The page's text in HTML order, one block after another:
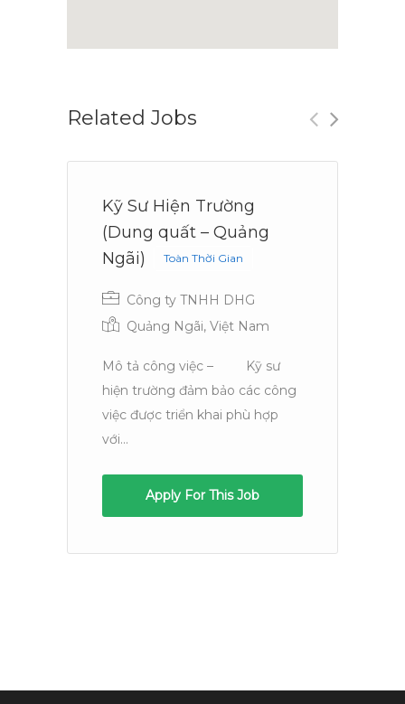
Related Jobs
Kỹ Sư Hiện Trường
(Dung quất – Quảng
Ngãi)
Toàn Thời Gian
Công ty TNHH DHG
Quảng Ngãi, Việt Nam
Mô tả công việc – Kỹ sư
hiện trường đảm bảo các công
việc được triển khai phù hợp
với...
Apply For This Job